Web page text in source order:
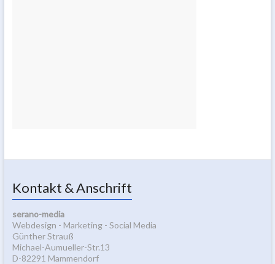
Kontakt & Anschrift
serano-media
Webdesign - Marketing - Social Media
Günther Strauß
Michael-Aumueller-Str.13
D-82291 Mammendorf